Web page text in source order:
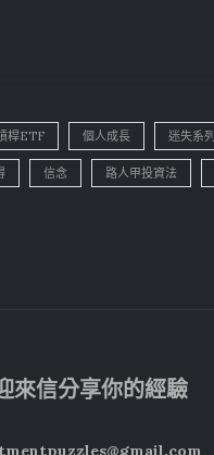
桿ETF 個人成長 迷失系列
信念 路人甲投資法
來信分享你的經驗